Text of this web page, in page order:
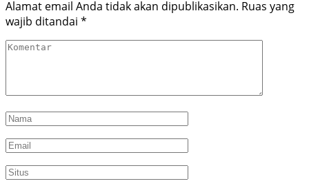
Alamat email Anda tidak akan dipublikasikan. Ruas yang
wajib ditandai *